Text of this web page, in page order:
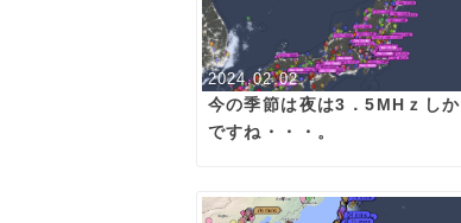
2024.02.02
今の季節は夜は3．5MHｚしか
ですね・・・。